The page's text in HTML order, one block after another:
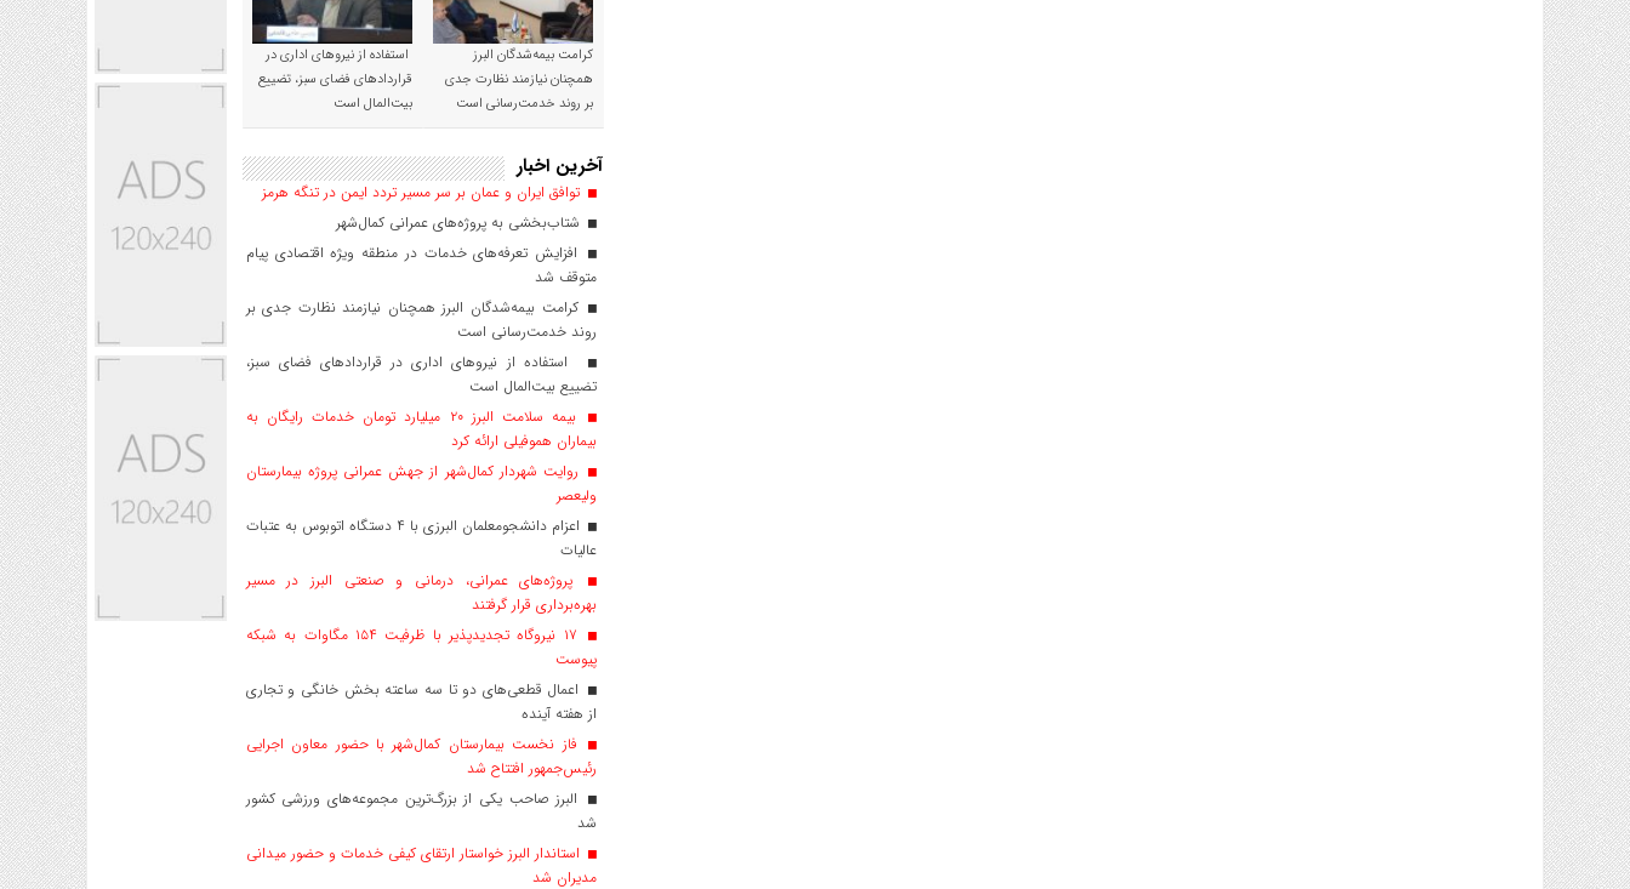
کرامت بیمه‌شدگان البرز
همچنان نیازمند نظارت جدی
بر روند خدمت‌رسانی است
استفاده از نیروهای اداری در
قراردادهای فضای سبز، تضییع
بیت‌المال است
آخرین اخبار
توافق ایران و عمان بر سر مسیر تردد ایمن در تنگه هرمز
شتاب‌بخشی به پروژه‌های عمرانی کمال‌شهر
افزایش تعرفه‌های خدمات در منطقه ویژه اقتصادی پیام
متوقف شد
کرامت بیمه‌شدگان البرز همچنان نیازمند نظارت جدی بر
روند خدمت‌رسانی است
استفاده از نیروهای اداری در قراردادهای فضای سبز،
تضییع بیت‌المال است
بیمه سلامت البرز ۲۰ میلیارد تومان خدمات رایگان به
بیماران هموفیلی ارائه کرد
روایت شهردار کمال‌شهر از جهش عمرانی پروژه بیمارستان
ولیعصر
اعزام دانشجو‌معلمان البرزی با ۴ دستگاه اتوبوس به عتبات
عالیات
پروژه‌های عمرانی، درمانی و صنعتی البرز در مسیر
بهره‌برداری قرار گرفتند
۱۷ نیروگاه تجدیدپذیر با ظرفیت ۱۵۴ مگاوات به شبکه
پیوست
اعمال قطعی‌های دو تا سه ساعته بخش خانگی و تجاری
از هفته آینده
فاز نخست بیمارستان کمال‌شهر با حضور معاون اجرایی
رئیس‌جمهور افتتاح شد
البرز صاحب یکی از بزرگ‌ترین مجموعه‌های ورزشی کشور
شد
استاندار البرز خواستار ارتقای کیفی خدمات و حضور میدانی
مدیران شد